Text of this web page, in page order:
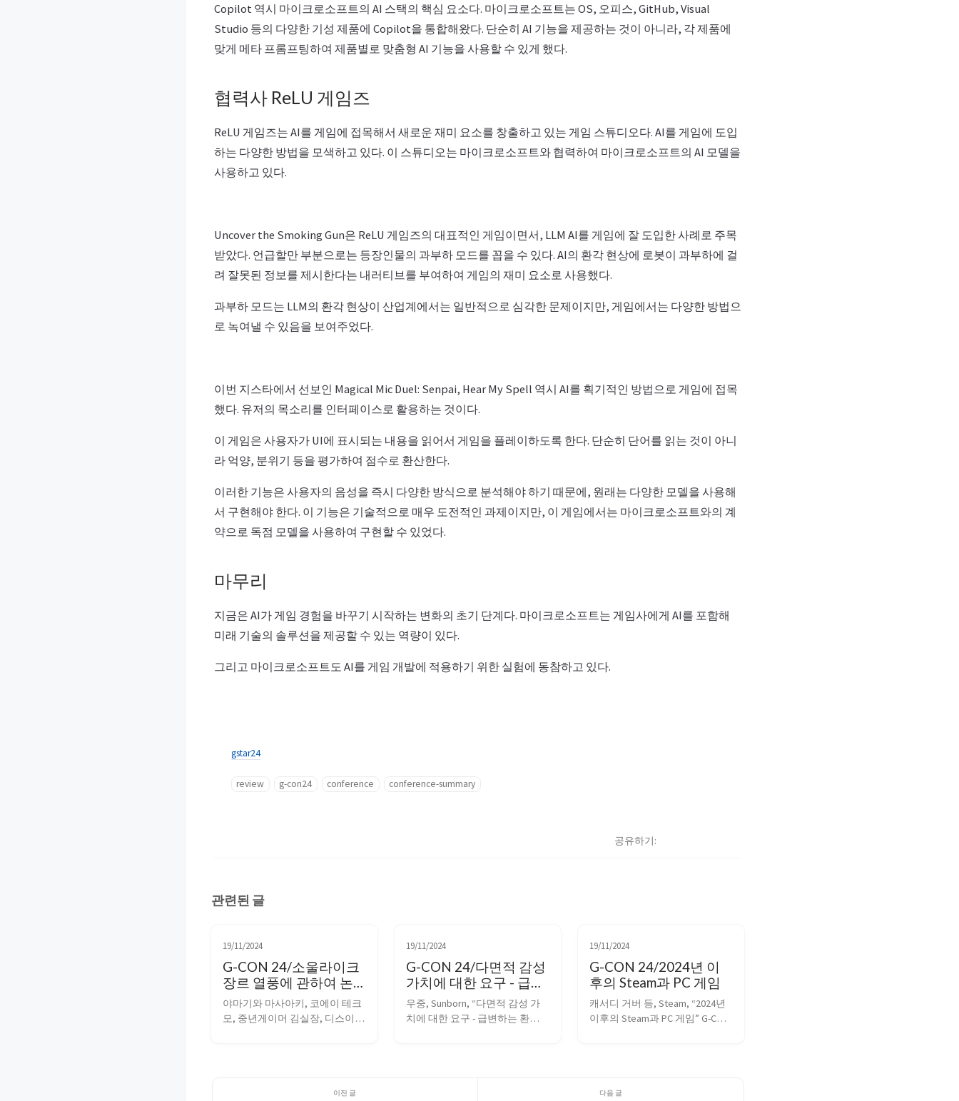
Copilot 역시 마이크로소프트의 AI 스택의 핵심 요소다. 마이크로소프트는 OS, 오피스, GitHub, Visual
Studio 등의 다양한 기성 제품에 Copilot을 통합해왔다. 단순히 AI 기능을 제공하는 것이 아니라, 각 제품에
맞게 메타 프롬프팅하여 제품별로 맞춤형 AI 기능을 사용할 수 있게 했다.
협력사 ReLU 게임즈
ReLU 게임즈는 AI를 게임에 접목해서 새로운 재미 요소를 창출하고 있는 게임 스튜디오다. AI를 게임에 도입
하는 다양한 방법을 모색하고 있다. 이 스튜디오는 마이크로소프트와 협력하여 마이크로소프트의 AI 모델을
사용하고 있다.
Uncover the Smoking Gun은 ReLU 게임즈의 대표적인 게임이면서, LLM AI를 게임에 잘 도입한 사례로 주목
받았다. 언급할만 부분으로는 등장인물의 과부하 모드를 꼽을 수 있다. AI의 환각 현상에 로봇이 과부하에 걸
려 잘못된 정보를 제시한다는 내러티브를 부여하여 게임의 재미 요소로 사용했다.
과부하 모드는 LLM의 환각 현상이 산업계에서는 일반적으로 심각한 문제이지만, 게임에서는 다양한 방법으
로 녹여낼 수 있음을 보여주었다.
이번 지스타에서 선보인 Magical Mic Duel: Senpai, Hear My Spell 역시 AI를 획기적인 방법으로 게임에 접목
했다. 유저의 목소리를 인터페이스로 활용하는 것이다.
이 게임은 사용자가 UI에 표시되는 내용을 읽어서 게임을 플레이하도록 한다. 단순히 단어를 읽는 것이 아니
라 억양, 분위기 등을 평가하여 점수로 환산한다.
이러한 기능은 사용자의 음성을 즉시 다양한 방식으로 분석해야 하기 때문에, 원래는 다양한 모델을 사용해
서 구현해야 한다. 이 기능은 기술적으로 매우 도전적인 과제이지만, 이 게임에서는 마이크로소프트와의 계
약으로 독점 모델을 사용하여 구현할 수 있었다.
마무리
지금은 AI가 게임 경험을 바꾸기 시작하는 변화의 초기 단계다. 마이크로소프트는 게임사에게 AI를 포함해
미래 기술의 솔루션을 제공할 수 있는 역량이 있다.
그리고 마이크로소프트도 AI를 게임 개발에 적용하기 위한 실험에 동참하고 있다.
gstar24
review g-con24 conference conference-summary
공유하기
관련된 글
19/11/2024
G-CON 24/소울라이크
장르 열풍에 관하여 논
하다
야마기와 마사아키, 코에이 테크
모, 중년게이머 김실장, 디스이즈
크는 어려운 게임이라는 이미지
19/11/2024
G-CON 24/다면적 감성
가치에 대한 요구 - 급변
하는 환경에서 진화하는
유저들의 니즈 충족하기
우중, Sunborn, “다면적 감성 가
치에 대한 요구 - 급변하는 환경에
19/11/2024
G-CON 24/2024년 이
후의 Steam과 PC 게임
캐서디 거버 등, Steam, “2024년
이후의 Steam과 PC 게임” G-CON
의 성장세 스팀은 2024년에도 여